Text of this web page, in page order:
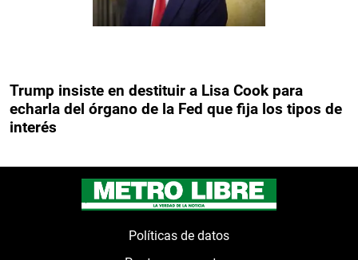
Trump insiste en destituir a Lisa Cook para
echarla del órgano de la Fed que fija los tipos de
interés
Políticas de datos